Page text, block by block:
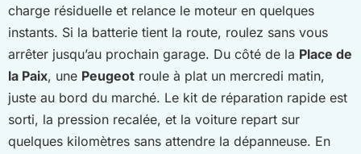
charge résiduelle et relance le moteur en quelques
instants. Si la batterie tient la route, roulez sans vous
arrêter jusqu’au prochain garage. Du côté de la Place de
la Paix, une Peugeot roule à plat un mercredi matin,
juste au bord du marché. Le kit de réparation rapide est
sorti, la pression recalée, et la voiture repart sur
quelques kilomètres sans attendre la dépanneuse. En